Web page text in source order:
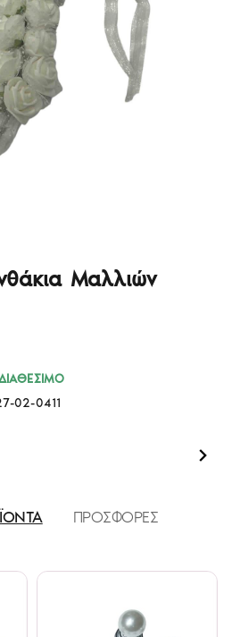
Μαλλιών
02-0411
ΠΡΟΣΦΟΡΕΣ